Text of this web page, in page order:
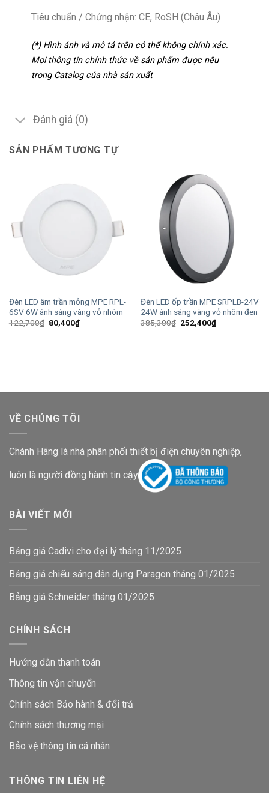
Tiêu chuẩn / Chứng nhận: CE, RoSH (Châu Âu)
(*) Hình ảnh và mô tả trên có thể không chính xác.
Mọi thông tin chính thức về sản phẩm được nêu
trong Catalog của nhà sản xuất
Đánh giá (0)
SẢN PHẨM TƯƠNG TỰ
Đèn LED âm trần mỏng MPE RPL-
6SV 6W ánh sáng vàng vỏ nhôm
122,700₫ Giá
gốc
80,400₫Giá
hiện
Đèn LED ốp trần MPE SRPLB-24V
24W ánh sáng vàng vỏ nhôm đen
385,300₫ Giá
252,400₫Giá
hiện
VỀ CHÚNG TÔI
Chánh Hãng là nhà phân phối thiết bị điện chuyên nghiệp,
luôn là người đồng hành tin cậy
BÀI VIẾT MỚI
Bảng giá Cadivi cho đại lý tháng 11/2025
Bảng giá chiếu sáng dân dụng Paragon tháng 01/2025
Bảng giá Schneider tháng 01/2025
CHÍNH SÁCH
Hướng dẫn thanh toán
Thông tin vận chuyển
Chính sách Bảo hành & đổi trả
Chính sách thương mại
Bảo vệ thông tin cá nhân
THÔNG TIN LIÊN HỆ